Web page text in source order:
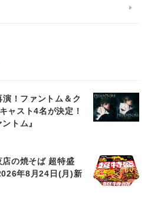
！ファントム＆ク
ャスト4名が決定！
トム』
店の焼そば 超特盛
年8月24日(月)新